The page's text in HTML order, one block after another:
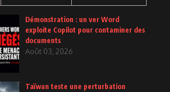
Démonstration : un ver Word
exploite Copilot pour contaminer des
documents
Août 03, 2026
Taïwan teste une perturbation